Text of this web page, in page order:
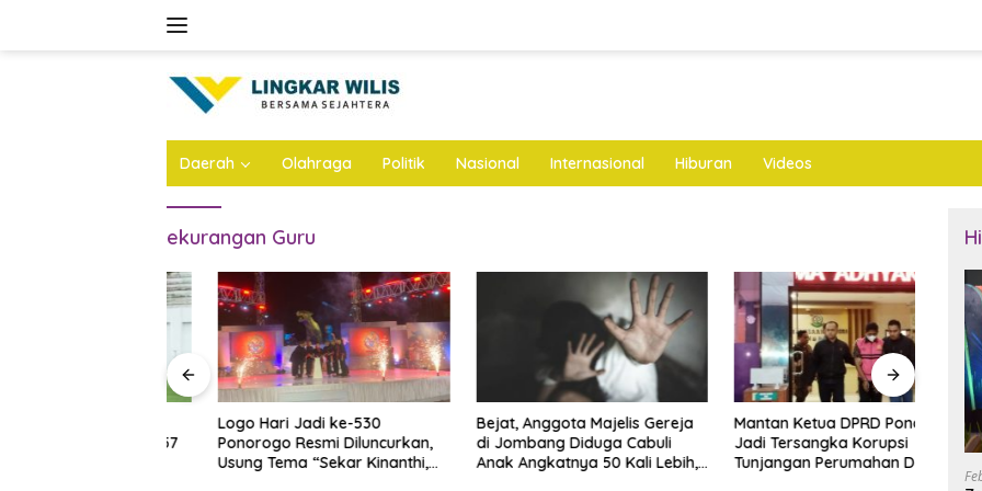
Daerah Olahraga Politik Nasional Internasional Hiburan Videos
ekurangan Guru
Logo Hari Jadi ke-530
Ponorogo Resmi Diluncurkan,
Usung Tema “Sekar Kinanthi,
Bejat, Anggota Majelis Gereja
di Jombang Diduga Cabuli
Anak Angkatnya 50 Kali Lebih,
Mantan Ketua DPRD Ponorogo
Jadi Tersangka Korupsi
Tunjangan Perumahan Dewan